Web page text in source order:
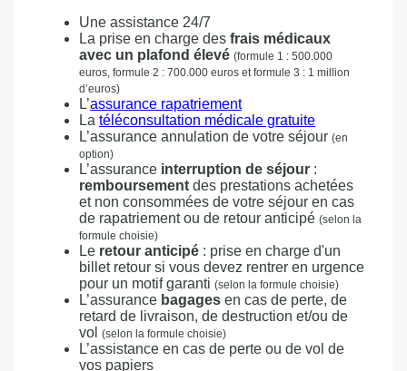
Une assistance 24/7
La prise en charge des frais médicaux
avec un plafond élevé (formule 1 : 500.000
euros, formule 2 : 700.000 euros et formule 3 : 1 million
d’euros)
L’assurance rapatriement
La téléconsultation médicale gratuite
L’assurance annulation de votre séjour (en
option)
L’assurance interruption de séjour :
remboursement des prestations achetées
et non consommées de votre séjour en cas
de rapatriement ou de retour anticipé (selon la
formule choisie)
Le retour anticipé : prise en charge d'un
billet retour si vous devez rentrer en urgence
pour un motif garanti (selon la formule choisie)
L’assurance bagages en cas de perte, de
retard de livraison, de destruction et/ou de
vol (selon la formule choisie)
L’assistance en cas de perte ou de vol de
vos papiers